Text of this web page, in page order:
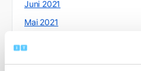
Juni 2021
Mai 2021